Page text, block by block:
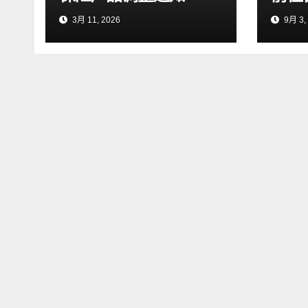
3月 11, 2026 9月 3,